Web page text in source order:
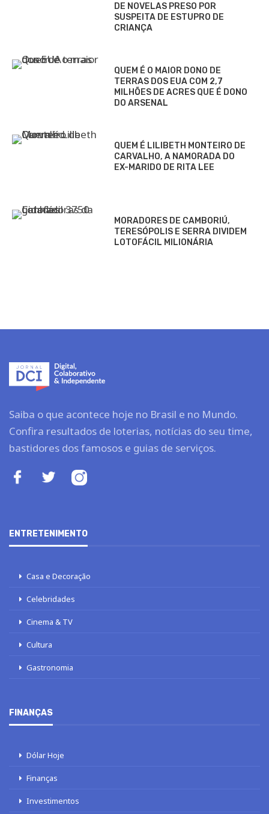
DE NOVELAS PRESO POR
SUSPEITA DE ESTUPRO DE
CRIANÇA
QUEM É O MAIOR DONO DE
TERRAS DOS EUA COM 2,7
MILHÕES DE ACRES QUE É DONO
DO ARSENAL
QUEM É LILIBETH MONTEIRO DE
CARVALHO, A NAMORADA DO
EX-MARIDO DE RITA LEE
MORADORES DE CAMBORIÚ,
TERESÓPOLIS E SERRA DIVIDEM
LOTOFÁCIL MILIONÁRIA
Saiba o que acontece hoje no Brasil e no Mundo.
Confira resultados de loterias, notícias do seu time,
bastidores dos famosos e guias de serviços.
ENTRETENIMENTO
Casa e Decoração
Celebridades
Cinema & TV
Cultura
Gastronomia
FINANÇAS
Dólar Hoje
Finanças
Investimentos